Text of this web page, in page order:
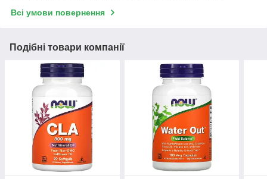
Всі умови повернення
Подібні товари компанії